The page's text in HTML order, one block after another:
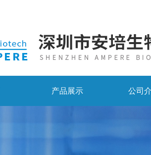
产品展示 公司